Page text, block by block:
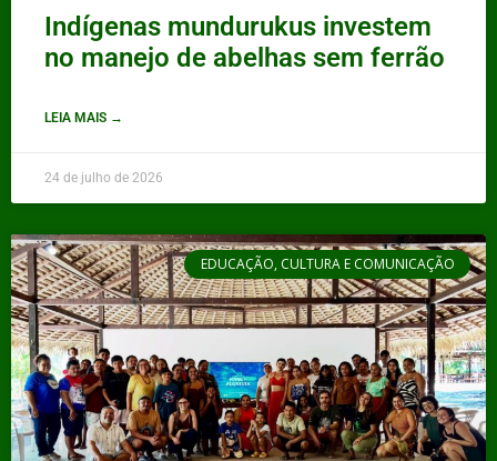
Indígenas mundurukus investem
no manejo de abelhas sem ferrão
LEIA MAIS →
24 de julho de 2026
EDUCAÇÃO, CULTURA E COMUNICAÇÃO